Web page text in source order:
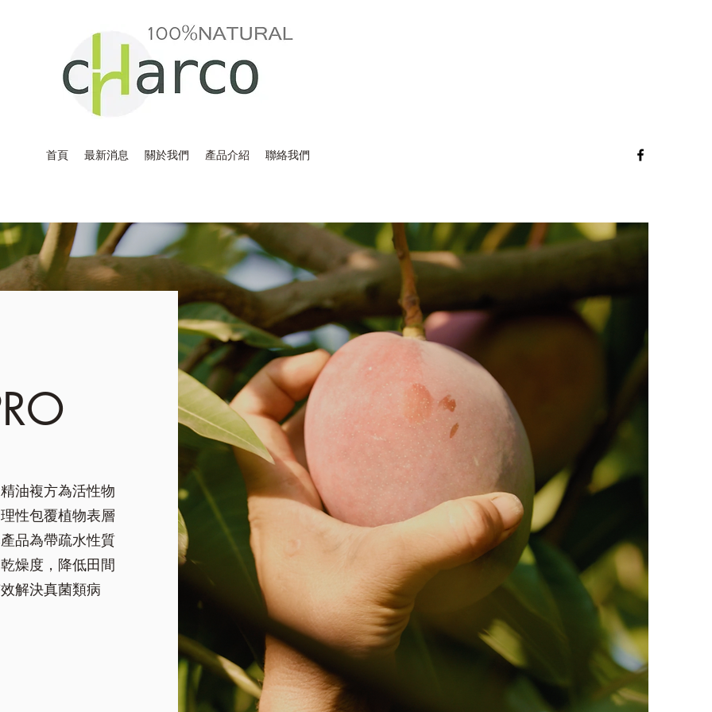
首頁 最新消息 關於我們 產品介紹 聯絡我們
油複方為活性物
性包覆植物表層
品為帶疏水性質
燥度，降低田間
解決真菌類病